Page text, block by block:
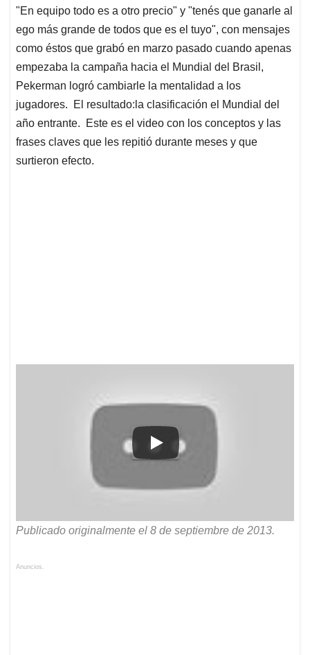
p
k
n
"En equipo todo es a otro precio" y "tenés que ganarle al
ego más grande de todos que es el tuyo", con mensajes
como éstos que grabó en marzo pasado cuando apenas
empezaba la campaña hacia el Mundial del Brasil,
Pekerman logró cambiarle la mentalidad a los
jugadores. El resultado:la clasificación el Mundial del
año entrante. Este es el video con los conceptos y las
frases claves que les repitió durante meses y que
surtieron efecto.
Publicado originalmente el 8 de septiembre de 2013.
Anuncios.